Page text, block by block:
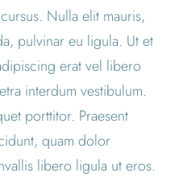
Nulla elit mauris,
pulvinar eu ligula. Ut et
erat vel libero
interdum vestibulum.
porttitor. Praesent
quam dolor
libero ligula ut eros.